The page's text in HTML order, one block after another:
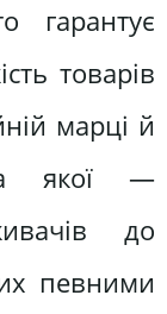
гарантує
товарів
марці й
якої —
до
певними